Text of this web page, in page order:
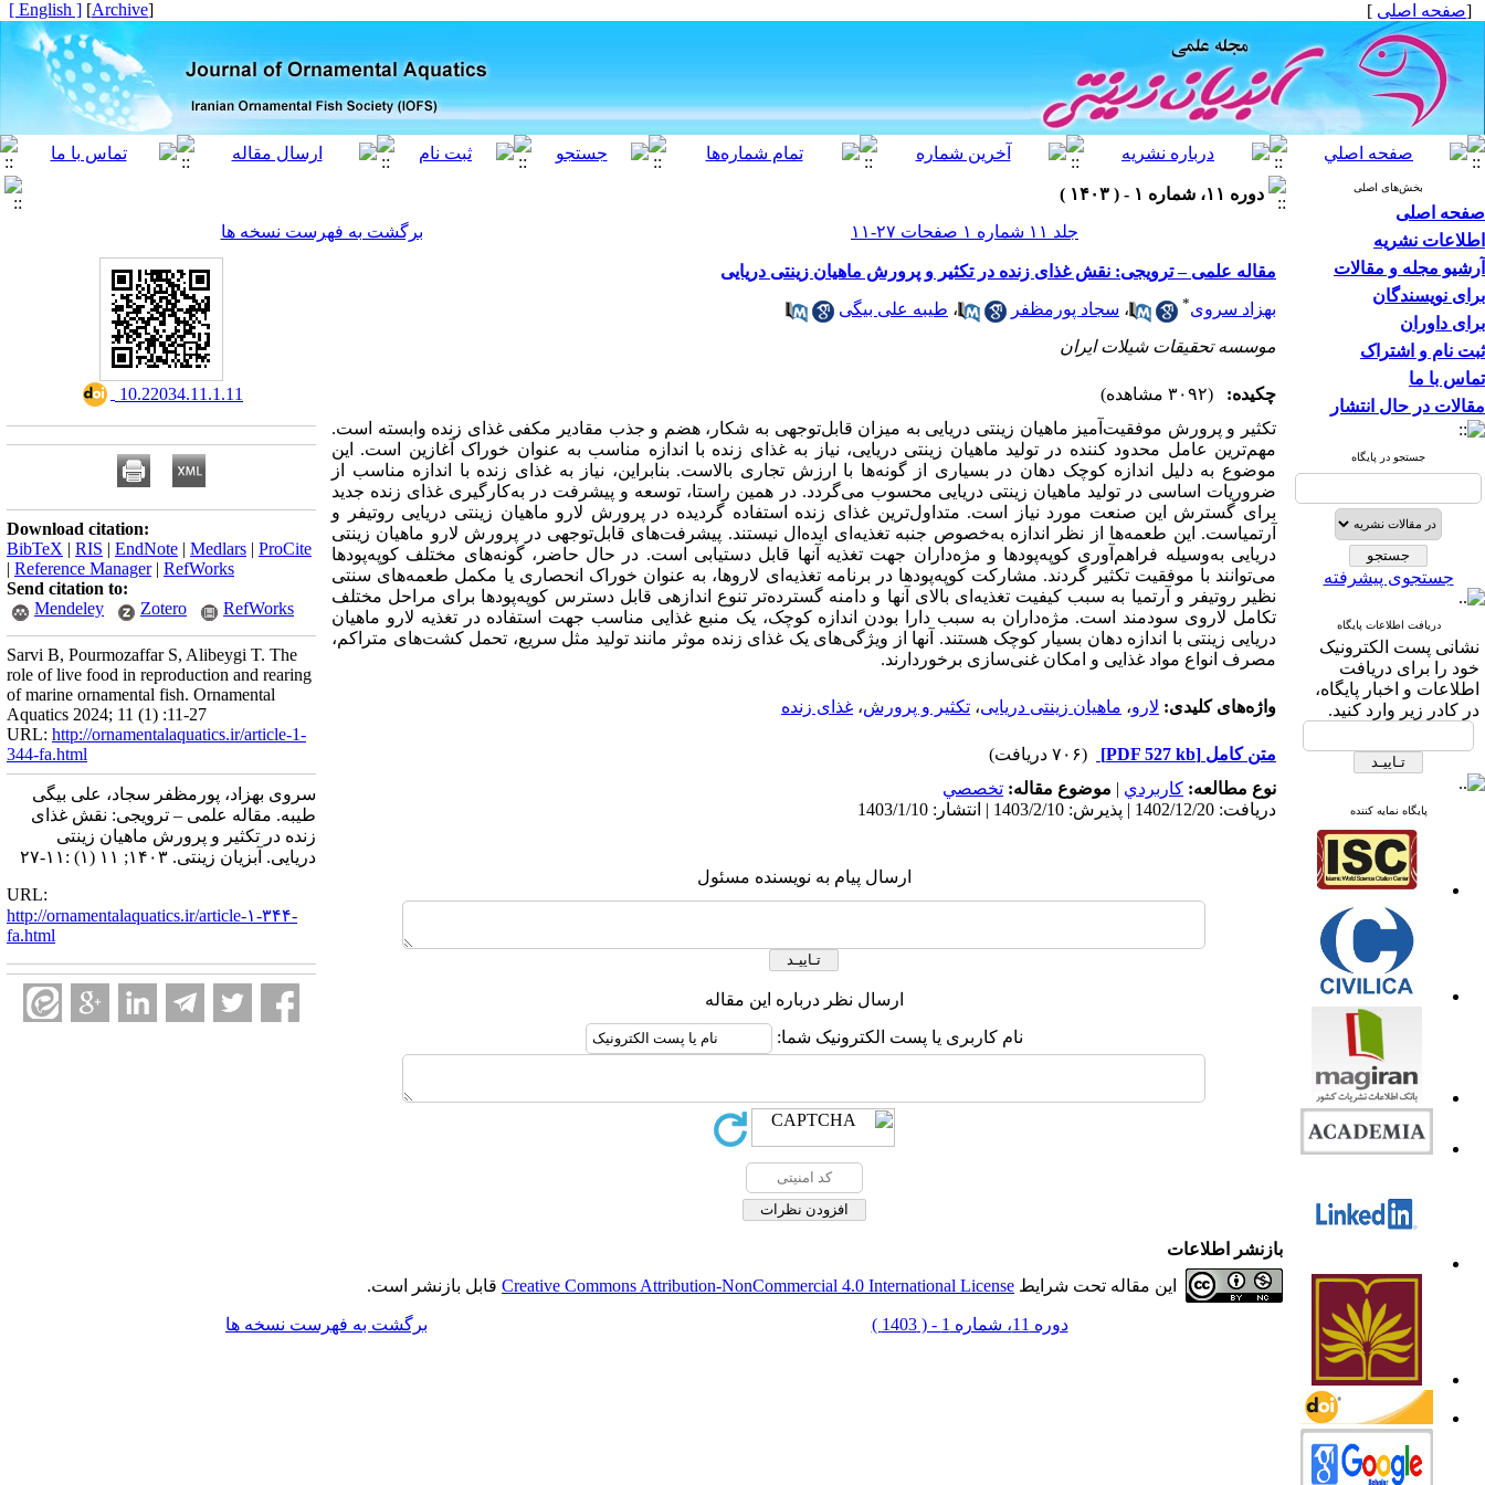
[صفحه اصلی ]
[
Archive
]
[ English ]
بخش‌های اصلی
صفحه اصلی
اطلاعات نشریه
آرشیو مجله و مقالات
برای نویسندگان
برای داوران
ثبت نام و اشتراک
تماس با ما
مقالات در حال انتشار
جستجو در پایگاه
جستجوی پیشرفته
دریافت اطلاعات پایگاه
نشانی پست الکترونیک
خود را برای دریافت
اطلاعات و اخبار پایگاه،
در کادر زیر وارد کنید.
پایگاه نمایه کننده
دوره ۱۱، شماره ۱ - ( ۱۴۰۳ )
جلد ۱۱ شماره ۱ صفحات ۲۷-۱۱
برگشت به فهرست نسخه ها
مقاله علمی – ترویجی:‌ نقش غذای زنده در تکثیر و پرورش ماهیان زینتی دریایی
بهزاد سروی* ، سجاد پورمظفر ، طیبه علی بیگی
موسسه تحقیقات شیلات ایران
چکیده:
(۳۰۹۲ مشاهده)
تکثیر و پرورش موفقیت‌آمیز ماهیان زینتی دریایی به میزان قابل‌توجهی به شکار، هضم و جذب مقادیر مکفی غذای زنده وابسته است.
مهم‌ترین عامل محدود کننده در تولید ماهیان زینتی دریایی، نیاز به غذای زنده با اندازه مناسب به عنوان خوراک آغازین است. این
موضوع به دلیل اندازه کوچک دهان در بسیاری از گونه‌ها با ارزش تجاری بالاست. بنابراین، نیاز به غذای زنده با اندازه مناسب از
ضروریات اساسی در تولید ماهیان زینتی دریایی محسوب می‌گردد. در همین راستا، توسعه و پیشرفت در به‌کارگیری غذای زنده جدید
برای گسترش این صنعت مورد نیاز است. متداول‌ترین غذای زنده استفاده گردیده در پرورش لارو ماهیان زینتی دریایی روتیفر و
آرتمیاست. این طعمه‌ها از نظر اندازه به‌خصوص جنبه تغذیه‌ای ایده‌ال نیستند. پیشرفت‌های قابل‌توجهی در پرورش لارو ماهیان زینتی
دریایی به‌وسیله فراهم‌آوری کوپه‌پودها و مژه‌داران جهت تغذیه آنها قابل دستیابی است. در حال حاضر، گونه‌های مختلف کوپه‌پودها
می‌توانند با موفقیت تکثیر گردند. مشارکت کوپه‌پودها در برنامه تغذیه‌ای لاروها، به عنوان خوراک انحصاری یا مکمل طعمه‌های سنتی
نظیر روتیفر و آرتمیا به سبب کیفیت تغذیه‌ای بالای آنها و دامنه گسترد‌ه‌تر تنوع اندازهی قابل دسترس کوپه‌پودها برای مراحل مختلف
تکامل لاروی سودمند است. مژه‌داران به سبب دارا بودن اندازه کوچک، یک منبع غذایی مناسب جهت استفاده در تغذیه لارو ماهیان
دریایی زینتی با اندازه دهان بسیار کوچک هستند. آنها از ویژگی‌های یک غذای زنده موثر مانند تولید مثل سریع، تحمل کشت‌های متراکم،
مصرف انواع مواد غذایی و امکان غنی‌سازی برخوردارند.
واژه‌های کلیدی: لارو، ماهیان زینتی دریایی، تکثیر و پرورش، غذای زنده
متن کامل [PDF 527 kb]
(۷۰۶ دریافت)
نوع مطالعه: كاربردي | موضوع مقاله: تخصصي
دریافت: 1402/12/20 | پذیرش: 1403/2/10 | انتشار: 1403/1/10
ارسال پیام به نویسنده مسئول
ارسال نظر درباره این مقاله
نام کاربری یا پست الکترونیک شما:
‎ 10.22034.11.1.11
Download citation:
BibTeX | RIS | EndNote | Medlars | ProCite
| Reference Manager| RefWorks
Send citation to:
Mendeley
Zotero RefWorks
Sarvi B, Pourmozaffar S, Alibeygi T. The
role of live food in reproduction and rearing
of marine ornamental fish. Ornamental
Aquatics 2024; 11 (1) :11-27
URL: http://ornamentalaquatics.ir/article-1-
344-fa.html
سروی بهزاد، پورمظفر سجاد، علی بیگی
طیبه. مقاله علمی – ترویجی:‌ نقش غذای
زنده در تکثیر و پرورش ماهیان زینتی
دریایی. آبزیان زینتی. ۱۴۰۳; ۱۱ (۱) :۱۱-۲۷
URL:
http://ornamentalaquatics.ir/article-۱-۳۴۴-
fa.html
بازنشر اطلاعات
این مقاله تحت شرایط Creative Commons Attribution-NonCommercial 4.0 International License قابل بازنشر است.
دوره 11، شماره 1 - ( 1403 ) برگشت به فهرست نسخه ها